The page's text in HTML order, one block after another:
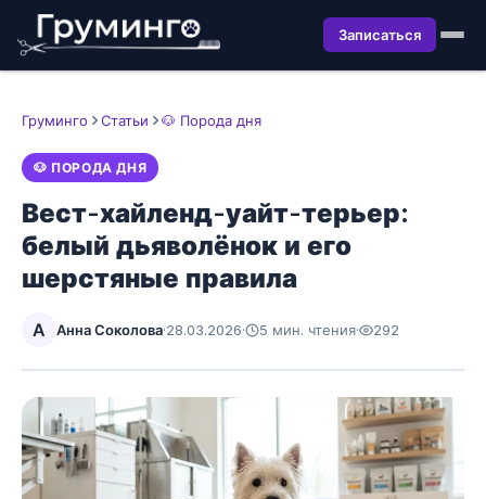
Записаться
Груминго Статьи 🐶 Порода дня
🐶 ПОРОДА ДНЯ
Вест-хайленд-уайт-терьер:
белый дьяволёнок и его
шерстяные правила
А Анна Соколова·28.03.2026· 5 мин. чтения· 292